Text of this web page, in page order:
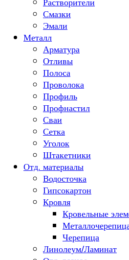
Смазки
Эмали
Металл
Арматура
Отливы
Полоса
Проволока
Профиль
Профнастил
Сваи
Сетка
Уголок
Штакетники
Отд. материалы
Водосточка
Гипсокартон
Кровля
Кровельные
Черепица
Линолеум/Ламинат